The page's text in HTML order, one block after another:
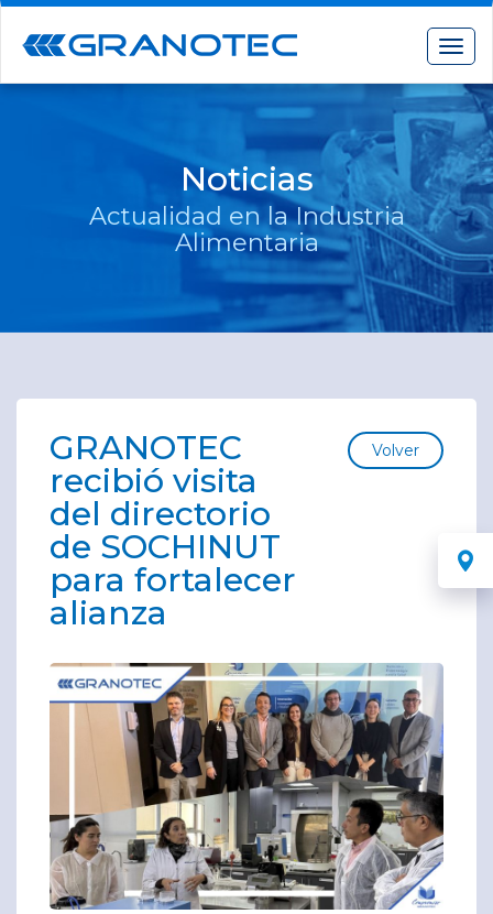
Noticias
Actualidad en la Industria
Alimentaria
GRANOTEC
recibió visita
del directorio
de SOCHINUT
para fortalecer
alianza
Volver